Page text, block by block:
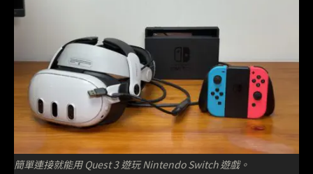
簡單連接就能用 Quest 3 遊玩 Nintendo Switch 遊戲。